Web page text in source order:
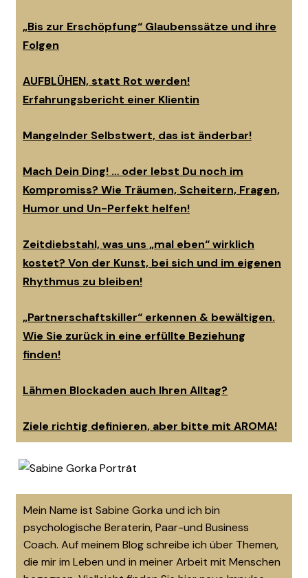
„Bis zur Erschöpfung“ Glaubenssätze und ihre
Folgen
AUFBLÜHEN, statt Rot werden!
Erfahrungsbericht einer Klientin
Mangelnder Selbstwert, das ist änderbar!
Mach Dein Ding! … oder lebst Du noch im
Kompromiss? Wie Träumen, Scheitern, Fragen,
Humor und Un-Perfekt helfen!
Zeitdiebstahl, was uns „mal eben“ wirklich
kostet? Von der Kunst, bei sich und im eigenen
Rhythmus zu bleiben!
„Partnerschaftskiller“ erkennen & bewältigen.
Wie Sie zurück in eine erfüllte Beziehung
finden!
Lähmen Blockaden auch Ihren Alltag?
Ziele richtig definieren, aber bitte mit AROMA!
Mein Name ist Sabine Gorka und ich bin
psychologische Beraterin, Paar-und Business
Coach. Auf meinem Blog schreibe ich über Themen,
die mir im Leben und in meiner Arbeit mit Menschen